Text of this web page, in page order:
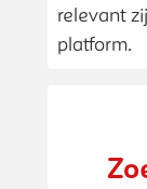
relevant
platform.